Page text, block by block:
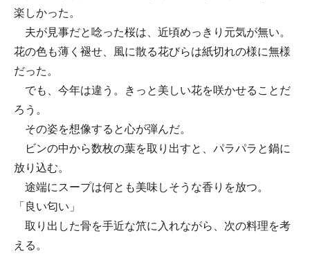
楽しかった。
夫が見事だと唸った桜は、近頃めっきり元気が無い。
花の色も薄く褪せ、風に散る花びらは紙切れの様に無様
だった。
でも、今年は違う。きっと美しい花を咲かせることだ
ろう。
その姿を想像すると心が弾んだ。
ビンの中から数枚の葉を取り出すと、パラパラと鍋に
放り込む。
途端にスープは何とも美味しそうな香りを放つ。
「良い匂い」
取り出した骨を手近な笊に入れながら、次の料理を考
える。